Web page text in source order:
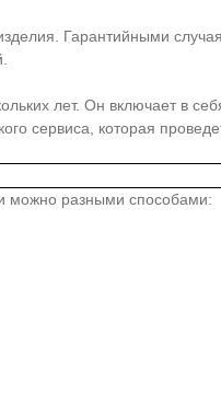
Гарантийными
лет. Он включает в
сервиса, которая
можно разными способами: